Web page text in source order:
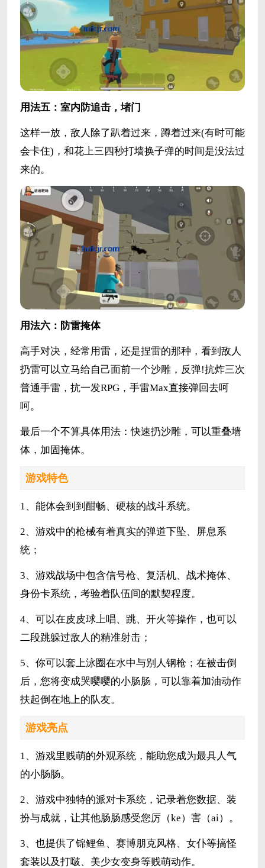
用法五：室内防追击，堵门
这样一放，敌人除了趴着过来，蹲着过来(有时可能
会卡住)，和花上三四秒打墙换子弹的时间是没法过
来的。
用法六：防雷掩体
高手对决，经常用雷，还是捏雷的那种，看到敌人
扔雷可以立马给自己面前一个沙雕，反弹!抗炸三次
普通手雷，抗一发RPG，手雷Max直接弹回去呵
呵。
最后一个不算具体用法：快速扔沙雕，可以重叠墙
体，加固掩体。
游戏特色
1、能体会到到酣畅、硬核的战斗系统。
2、游戏中的枪械有着真实的弹道下坠、屏息系
统；
3、游戏战场中包含信号枪、复活机、战术掩体、
身份卡系统，考验着队伍间的默契程度。
4、可以在皮皮球上唱、跳、开火等操作，也可以
二段跳躲过敌人的精准射击；
5、你可以套上泳圈在水中与别人钢枪；在被击倒
后，您将变成哭嘤嘤的小肠肠，可以靠着加油动作
扶起倒在地上的队友。
游戏亮点
1、游戏里贱萌的外观系统，能助您成为最具人气
的小肠肠。
2、游戏中独特的派对卡系统，记录着您数据、装
扮与成就，让其他肠肠感受您厉（ke）害（ai）。
3、也提供了锦鲤鱼、赛博朋克风格、女仆等搞怪
套装以及打啵、美少女变身等贱萌动作。